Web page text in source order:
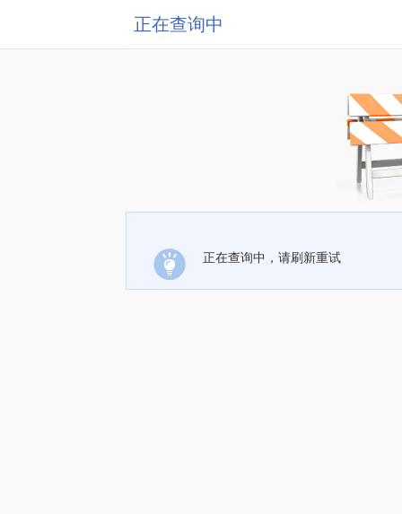
正在查询中
正在查询中，请刷新重试